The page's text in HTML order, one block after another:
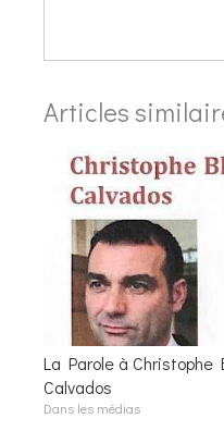
Articles
La Parole à Christophe
Calvados
Dans les médias